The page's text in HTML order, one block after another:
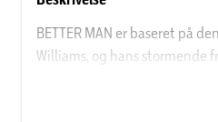
BETTER MAN er baseret på
Williams, og hans
bliver filmen unikt fortalt fra